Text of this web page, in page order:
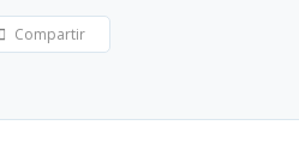
Compartir